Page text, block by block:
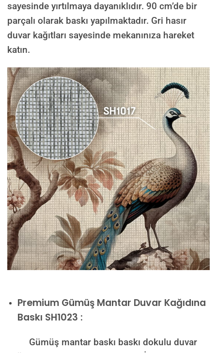
sayesinde yırtılmaya dayanıklıdır. 90 cm’de bir
parçalı olarak baskı yapılmaktadır. Gri hasır
duvar kağıtları sayesinde mekanınıza hareket
katın.
Premium Gümüş Mantar Duvar Kağıdına
Baskı SH1023 :
Gümüş mantar baskı baskı dokulu duvar